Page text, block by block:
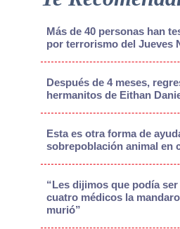
Más de 40 personas han
por terrorismo del Jueves
Después de 4 meses,
hermanitos de Eithan
Esta es otra forma de
sobrepoblación animal en
“Les dijimos que podía
cuatro médicos la
murió”